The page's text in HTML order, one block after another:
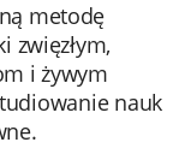
metodę
zwięzłym,
i żywym
nauk